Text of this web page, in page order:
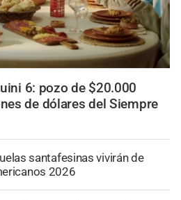
6: pozo de $20.000
de dólares del Siempre
santafesinas vivirán de
2026